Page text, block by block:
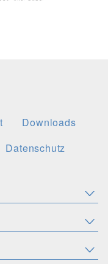
Downloads
Datenschutz